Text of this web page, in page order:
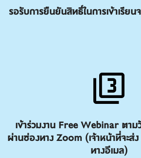
รอรับการยืนยันสิทธิ์ในการเข้าเรียน
เข้าร่วมงาน Free Webinar ตาม
ผ่านช่องทาง Zoom (เจ้าหน้าที่จะส่
ทางอีเมล)